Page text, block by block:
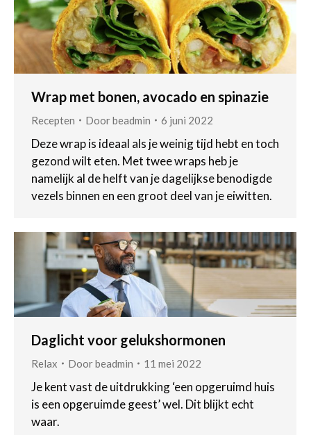
Wrap met bonen, avocado en spinazie
Recepten Doorbeadmin 6 juni 2022
Deze wrap is ideaal als je weinig tijd hebt en toch
gezond wilt eten. Met twee wraps heb je
namelijk al de helft van je dagelijkse benodigde
vezels binnen en een groot deel van je eiwitten.
Daglicht voor gelukshormonen
Relax Doorbeadmin 11 mei 2022
Je kent vast de uitdrukking ‘een opgeruimd huis
is een opgeruimde geest’ wel. Dit blijkt echt
waar.